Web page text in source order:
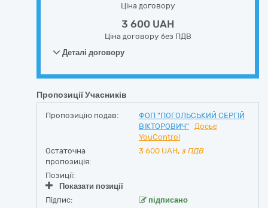
Ціна договору
3 600 UAH
Ціна договору без ПДВ
Деталі договору
Пропозиції Учасників
Пропозицію подав:
ФОП "ПОГОЛЬСЬКИЙ СЕРГІЙ
ВІКТОРОВИЧ"
Досьє
YouControl
Остаточна
пропозиція:
3 600 UAH, з ПДВ
Позиції:
Показати позиції
Підпис:
підписано